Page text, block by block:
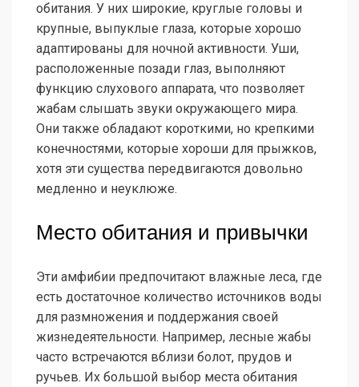
обитания. У них широкие, круглые головы и
крупные, выпуклые глаза, которые хорошо
адаптированы для ночной активности. Уши,
расположенные позади глаз, выполняют
функцию слухового аппарата, что позволяет
жабам слышать звуки окружающего мира.
Они также обладают короткими, но крепкими
конечностями, которые хороши для прыжков,
хотя эти существа передвигаются довольно
медленно и неуклюже.
Место обитания и привычки
Эти амфибии предпочитают влажные леса, где
есть достаточное количество источников воды
для размножения и поддержания своей
жизнедеятельности. Например, лесные жабы
часто встречаются вблизи болот, прудов и
ручьев. Их большой выбор места обитания